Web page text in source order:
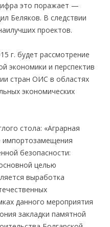
это поражает —
Беляков. В следствии
проектов.
г. будет рассмотрение
экономики и перспектив
стран ОИС в областях
экономических
стола: «Аграрная
импортозамещения
безопасности:
целью
выработка
данного мероприятия
закладки памятной